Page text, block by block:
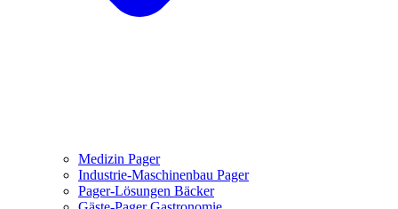
Medizin Pager
Industrie-Maschinenbau Pager
Pager-Lösungen Bäcker